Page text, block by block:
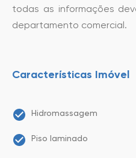
todas as informações
departamento comercial.
Características Imóvel
Hidromassagem
Piso laminado